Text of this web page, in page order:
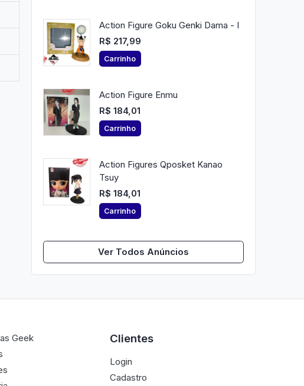
Action Figure Goku Genki Dama - I
R$ 217,99
Carrinho
Action Figure Enmu
R$ 184,01
Carrinho
Action Figures Qposket Kanao
Tsuy
R$ 184,01
Carrinho
Ver Todos Anúncios
Geek
Clientes
Login
Cadastro